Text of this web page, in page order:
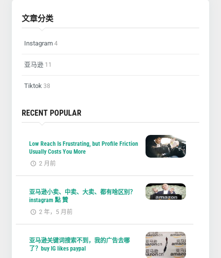
文章分类
Instagram 4
亚马逊 11
Tiktok 38
RECENT POPULAR
Low Reach Is Frustrating, but Profile Friction
Usually Costs You More
2 月前
亚马逊小卖、中卖、大卖、都有啥区别？
instagram 點 贊
2 年，5 月前
亚马逊关键词搜索不到，我的广告去哪
了？buy IG likes paypal